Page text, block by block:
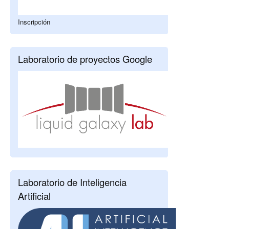
Inscripción
Laboratorio de proyectos Google
Laboratorio de Inteligencia
Artificial